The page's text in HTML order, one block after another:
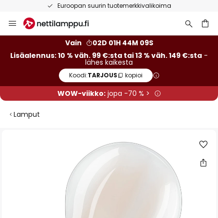
Euroopan suurin tuotemerkkivalikoima
to
Vain
02D 01H 44M 08S
Lisäalennus: 10 % väh. 99 €:sta tai 13 % väh. 149 €:sta -
lähes kaikesta
Koodi:TARJOUS kopioi
WOW-viikko:jopa -70 % >
Lamput